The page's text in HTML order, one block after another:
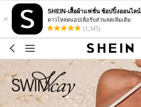
×
SHEIN-เสื้อผ้าแฟชั่น ช้อปปิ้งออนไลน์
ดาวโหลดแอปเพื่อรับส่วนลดเพิ่มเติม
(1,345)